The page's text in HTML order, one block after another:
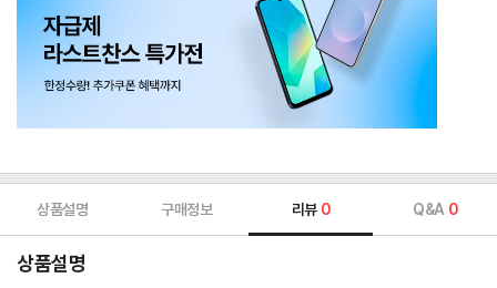
상품설명 구매정보 리뷰 0 Q&A 0
상품설명